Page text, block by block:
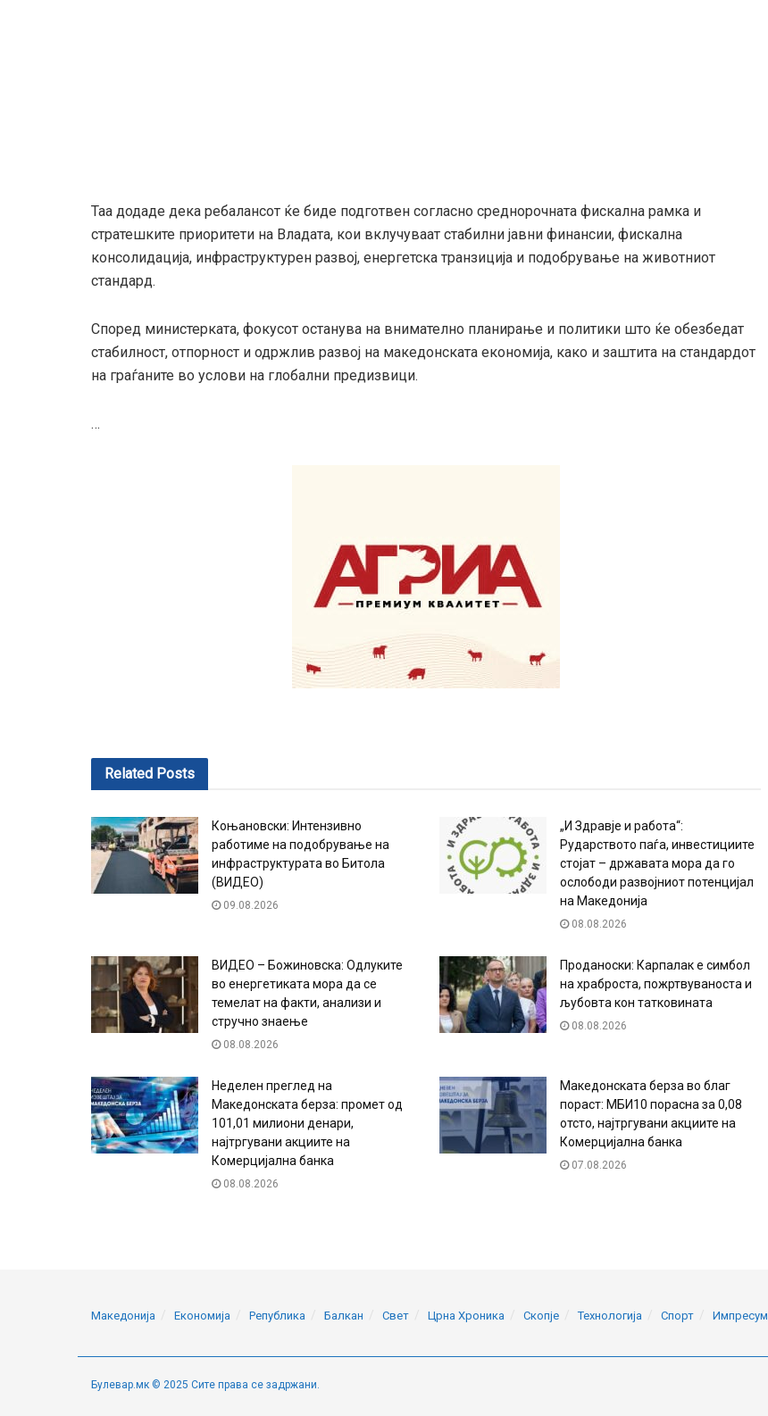
Таа додаде дека ребалансот ќе биде подготвен согласно среднорочната фискална рамка и
стратешките приоритети на Владата, кои вклучуваат стабилни јавни финансии, фискална
консолидација, инфраструктурен развој, енергетска транзиција и подобрување на животниот
стандард.
Според министерката, фокусот останува на внимателно планирање и политики што ќе обезбедат
стабилност, отпорност и одржлив развој на македонската економија, како и заштита на стандардот
на граѓаните во услови на глобални предизвици.
…
Related Posts
Коњановски: Интензивно
работиме на подобрување на
инфраструктурата во Битола
(ВИДЕО)
09.08.2026
„И Здравје и работа“:
Рударството паѓа, инвестициите
стојат – државата мора да го
ослободи развојниот потенцијал
на Македонија
08.08.2026
ВИДЕО – Божиновска: Одлуките
во енергетиката мора да се
темелат на факти, анализи и
стручно знаење
08.08.2026
Проданоски: Карпалак е симбол
на храброста, пожртвуваноста и
љубовта кон татковината
08.08.2026
Неделен преглед на
Македонската берза: промет од
101,01 милиони денари,
најтргувани акциите на
Комерцијална банка
08.08.2026
Македонската берза во благ
пораст: МБИ10 порасна за 0,08
отсто, најтргувани акциите на
Комерцијална банка
07.08.2026
Македонија Економија Република Балкан Свет Црна Хроника Скопје Технологија Спорт Импресум
Булевар.мк © 2025 Сите права се задржани.